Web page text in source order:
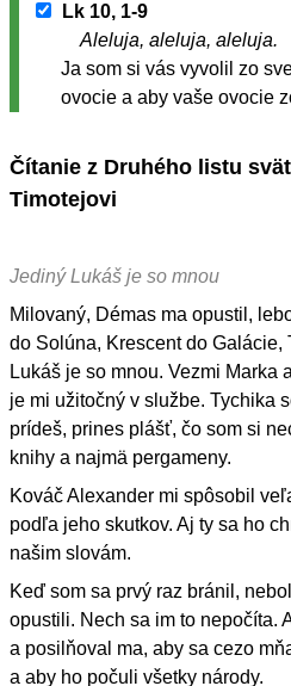
Lk 10, 1-9
Aleluja, aleluja, aleluja.
Ja som si vás vyvolil zo
ovocie a aby vaše ovocie
Čítanie z Druhého listu
Timotejovi
Jediný Lukáš je so mnou
Milovaný, Démas ma opustil,
do Solúna, Krescent do
Lukáš je so mnou. Vezmi Marka
je mi užitočný v službe. Tychika
prídeš, prines plášť, čo som si
knihy a najmä pergameny.
Kováč Alexander mi spôsobil
podľa jeho skutkov. Aj ty sa ho
našim slovám.
Keď som sa prvý raz bránil,
opustili. Nech sa im to nepočíta.
a posilňoval ma, aby sa cezo
a aby ho počuli všetky národy.